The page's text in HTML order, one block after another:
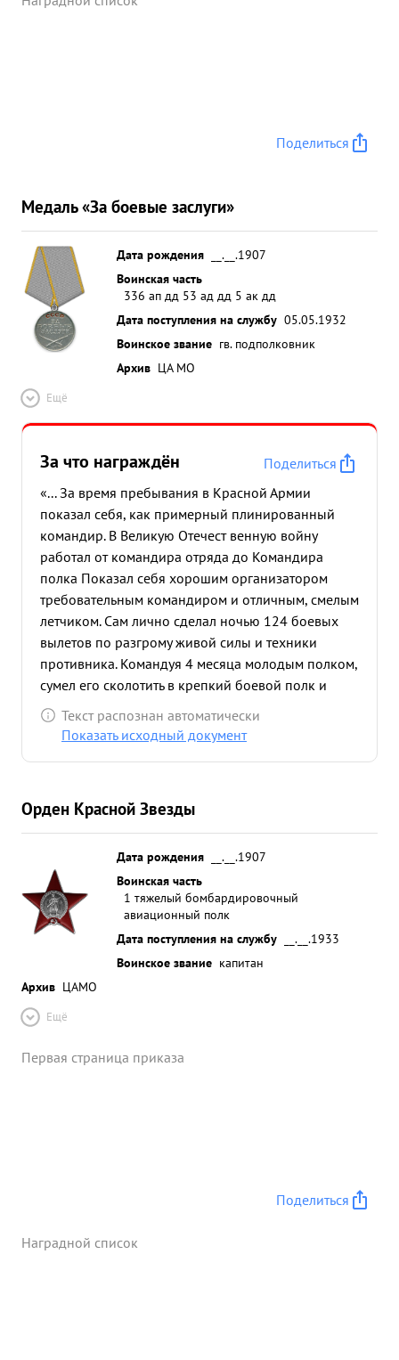
Поделиться
Медаль «За боевые заслуги»
Дата рождения
__.__.1907
Воинская часть
336 ап дд 53 ад дд 5 ак дд
Дата поступления на службу 05.05.1932
Воинское звание гв. подполковник
Архив ЦА МО
Ещё
За что награждён
Поделиться
«... За время пребывания в Красной Армии
показал себя, как примерный плинированный
командир. В Великую Отечест венную войну
работал от командира отряда до Командира
полка Показал себя хорошим организатором
требовательным командиром и отличным, смелым
летчиком. Сам лично сделал ночью 124 боевых
вылетов по разгрому живой силы и техники
противника. Командуя 4 месяца молодым полком,
сумел его сколотить в крепкий боевой полк и
занять ведущее место в дивизии. Делу партии
ЛЕНИНА-СТАЛИНА и Социалистической Родине
Текст распознан автоматически
Показать исходный документ
Орден Красной Звезды
Дата рождения
__.__.1907
Воинская часть
1 тяжелый бомбардировочный
авиационный полк
Дата поступления на службу
__.__.1933
Воинское звание капитан
Архив ЦАМО
Ещё
Первая страница приказа
Поделиться
Наградной список